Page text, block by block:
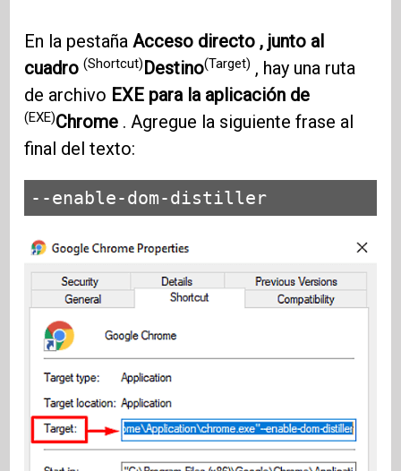
En la pestañaAcceso directo , junto al
cuadro(Shortcut) Destino(Target) , hay una ruta
de archivo EXE para la aplicación de
(EXE)Chrome . Agregue la siguiente frase al
final del texto:
--enable-dom-distiller